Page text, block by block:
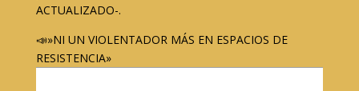
ACTUALIZADO-.
📣»NI UN VIOLENTADOR MÁS EN ESPACIOS DE
RESISTENCIA»